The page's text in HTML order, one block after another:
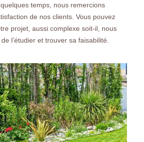
temps, nous remercions
de nos clients. Vous pouvez
projet, aussi complexe soit-il, nous
l’étudier et trouver sa faisabilité.